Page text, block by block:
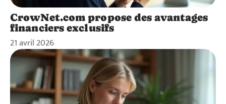
CrowNet.com propose des avantages
financiers exclusifs
21 avril 2026